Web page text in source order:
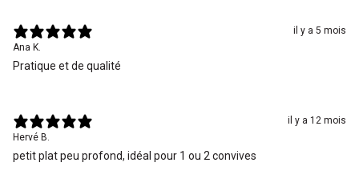
il y a 5 mois
Ana K.
Pratique et de qualité
il y a 12 mois
Hervé B.
petit plat peu profond, idéal pour 1 ou 2 convives